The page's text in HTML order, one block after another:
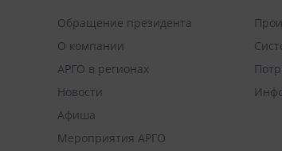
Обращение президента
О компании
АРГО в регионах
Новости
Афиша
Мероприятия АРГО